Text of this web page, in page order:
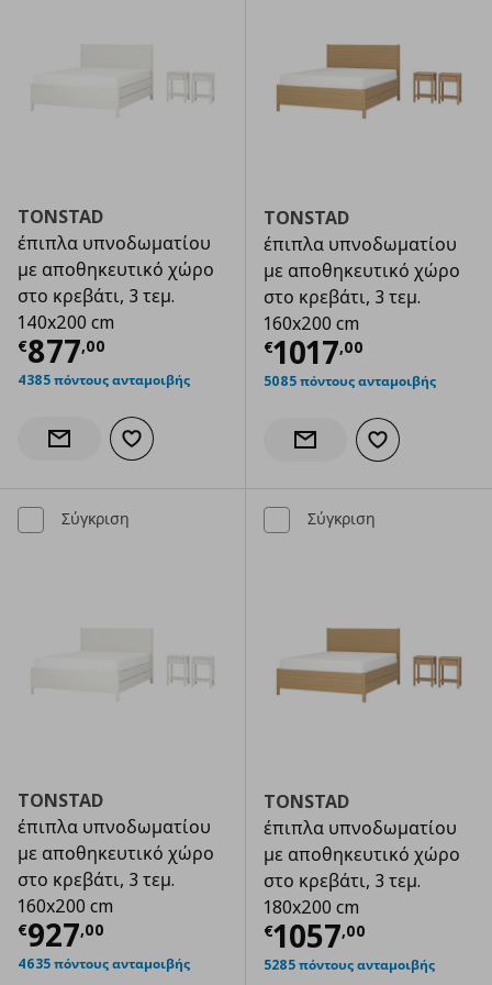
TONSTAD
έπιπλα υπνοδωματίου
με αποθηκευτικό χώρο
στο κρεβάτι, 3 τεμ.
140x200 cm
€877,00
Τρέχουσα τιμή € 877,00
4385 πόντους ανταμοιβής
Ενημέρωση διαθεσιμότητας
Προσθήκη στα αγαπημένα
TONSTAD
έπιπλα υπνοδωματίου
με αποθηκευτικό χώρο
στο κρεβάτι, 3 τεμ.
160x200 cm
€1017,00
Τρέχουσα
5085 πόντους ανταμοιβής
Ενημέρωση διαθεσιμότητας
Προσθήκη στα
Σύγκριση
TONSTAD
έπιπλα υπνοδωματίου
με αποθηκευτικό χώρο
στο κρεβάτι, 3 τεμ.
160x200 cm
€927,00
Τρέχουσα τιμή € 927,00
4635 πόντους ανταμοιβής
Σύγκριση
TONSTAD
έπιπλα υπνοδωματίου
με αποθηκευτικό χώρο
στο κρεβάτι, 3 τεμ.
180x200 cm
€1057,00
Τρέχουσα
5285 πόντους ανταμοιβής